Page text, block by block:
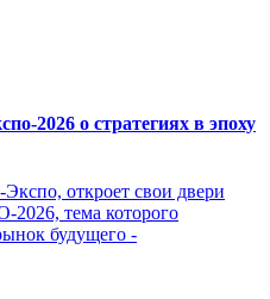
2026 о стратегиях в эпоху
откроет свои двери
тема которого
будущего -